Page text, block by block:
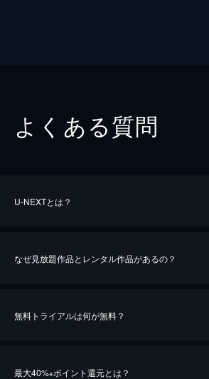
よくある質問
U-NEXTとは？
なぜ見放題作品とレンタル作品があるの？
無料トライアルは何が無料？
最大40%※ポイント還元とは？